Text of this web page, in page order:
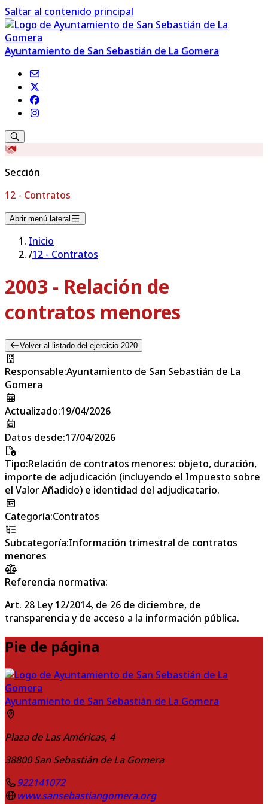
Saltar al contenido principal
Ayuntamiento de San Sebastián de La Gomera
Sección
12 - Contratos
Abrir menú lateral
Inicio
/12 - Contratos
2003 - Relación de
contratos menores
Volver al listado del ejercicio 2020
Responsable:Ayuntamiento de San Sebastián de La
Gomera
Actualizado:19/04/2026
Datos desde:17/04/2026
Tipo:Relación de contratos menores: objeto, duración,
importe de adjudicación (incluyendo el Impuesto sobre
el Valor Añadido) e identidad del adjudicatario.
Categoría:Contratos
Subcategoría:Información trimestral de contratos
menores
Referencia normativa:
Art. 28 Ley 12/2014, de 26 de diciembre, de
transparencia y de acceso a la información pública.
Pie de página
Ayuntamiento de San Sebastián de La Gomera
Plaza de Las Américas, 4
38800 San Sebastián de La Gomera
922141072
www.sansebastiangomera.org